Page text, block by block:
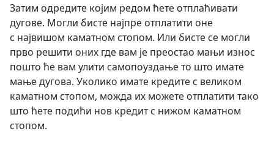
Затим одредите којим редом ћете отплаћивати
дугове. Могли бисте најпре отплатити оне
с највишом каматном стопом. Или бисте се могли
прво решити оних где вам је преостао мањи износ
пошто ће вам улити самопоуздање то што имате
мање дугова. Уколико имате кредите с великом
каматном стопом, можда их можете отплатити тако
што ћете подићи нов кредит с нижом каматном
стопом.